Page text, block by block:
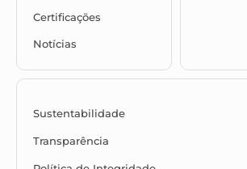
Certificações
Notícias
Sustentabilidade
Transparência